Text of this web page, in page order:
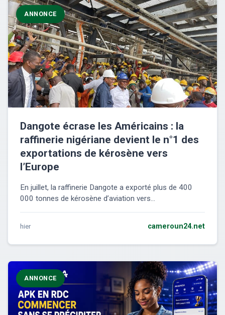
ANNONCE
Dangote écrase les Américains : la
raffinerie nigériane devient le n°1 des
exportations de kérosène vers
l’Europe
En juillet, la raffinerie Dangote a exporté plus de 400
000 tonnes de kérosène d’aviation vers...
hier cameroun24.net
ANNONCE